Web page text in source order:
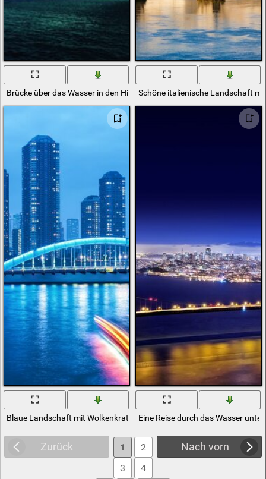
Brücke über das Wasser in den HimmelSchöne italienische Landschaft
Blaue Landschaft mit Wolkenkratzern und Brücke. Über
Eine Reise durch das Wasser
Zurück Nach vorn
1
2
3
4